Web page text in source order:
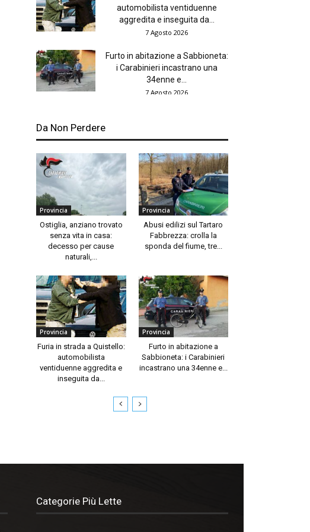
automobilista ventiduenne
aggredita e inseguita da...
7 Agosto 2026
Furto in abitazione a Sabbioneta:
i Carabinieri incastrano una
34enne e...
7 Agosto 2026
Da Non Perdere
Provincia
Ostiglia, anziano trovato
senza vita in casa:
decesso per cause
naturali,...
Provincia
Abusi edilizi sul Tartaro
Fabbrezza: crolla la
sponda del fiume, tre...
Provincia
Furia in strada a Quistello:
automobilista
ventiduenne aggredita e
inseguita da...
Provincia
Furto in abitazione a
Sabbioneta: i Carabinieri
incastrano una 34enne e...
Categorie Più Lette